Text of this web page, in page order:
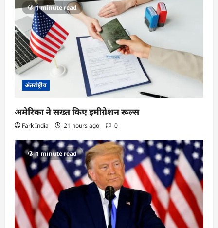
1 minute read
अंतर्राष्ट्रीय
अमेरिका ने सख्त किए इमीग्रेशन रूल्स
Fark India 21 hours ago 0
1 minute read